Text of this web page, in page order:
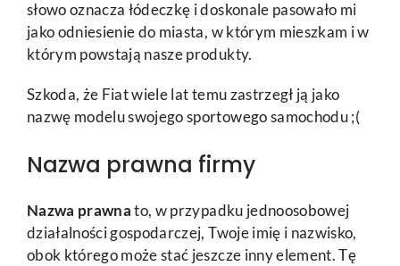
słowo oznacza łódeczkę i doskonale pasowało mi
jako odniesienie do miasta, w którym mieszkam i w
którym powstają nasze produkty.
Szkoda, że Fiat wiele lat temu zastrzegł ją jako
nazwę modelu swojego sportowego samochodu ;(
Nazwa prawna firmy
Nazwa prawnato, w przypadku jednoosobowej
działalności gospodarczej, Twoje imię i nazwisko,
obok którego może stać jeszcze inny element. Tę